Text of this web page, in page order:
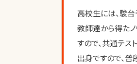
高校生には、駿
教師達から得た
すので、共通テ
出身ですので、